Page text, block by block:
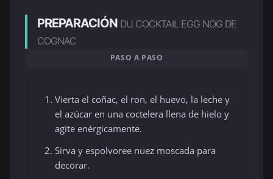
PREPARACIÓN DU COCKTAIL EGG NOG DE
COGNAC
PASO A PASO
Vierta el coñac, el ron, el huevo, la leche y
el azúcar en una coctelera llena de hielo y
agite enérgicamente.
Sirva y espolvoree nuez moscada para
decorar.